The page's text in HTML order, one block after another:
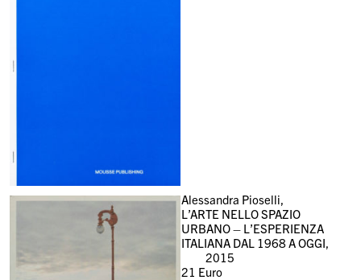
Alessandra Pioselli,
L’ARTE NELLO SPAZIO
URBANO – L’ESPERIENZA
ITALIANA DAL 1968 A OGGI,
2015
21 Euro